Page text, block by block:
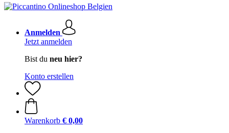
Anmelden
Jetzt anmelden
Bist du neu hier?
Konto erstellen
Warenkorb € 0,00